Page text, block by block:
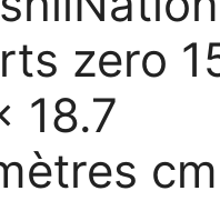
zero
18.7
cm